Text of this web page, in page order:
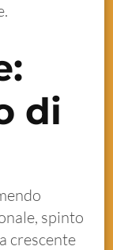
di
spinto
crescente